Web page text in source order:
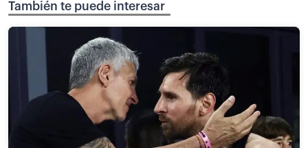
También te puede interesar